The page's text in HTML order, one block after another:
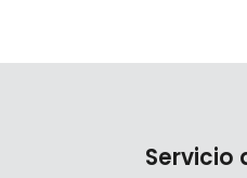
Servicio